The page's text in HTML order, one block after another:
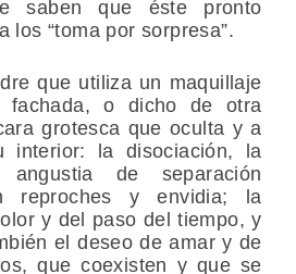
saben que éste pronto
los “toma por sorpresa”.
que utiliza un maquillaje
o dicho de otra
grotesca que oculta y a
interior: la disociación, la
angustia de separación
reproches y envidia; la
y del paso del tiempo, y
el deseo de amar y de
que coexisten y que se